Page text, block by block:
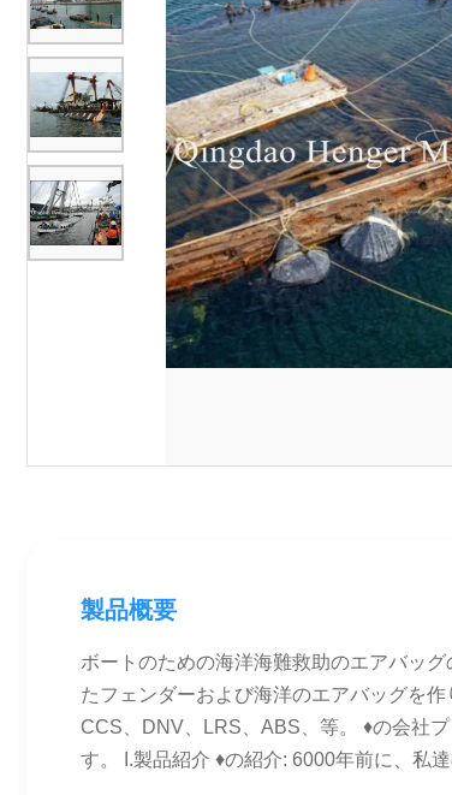
製品概要
ボートのための海洋海難救助のエアバッ
たフェンダーおよび海洋のエアバッグを
CCS、DNV、LRS、ABS、等。 ♦の会社
す。 I.製品紹介 ♦の紹介: 6000年前に、私